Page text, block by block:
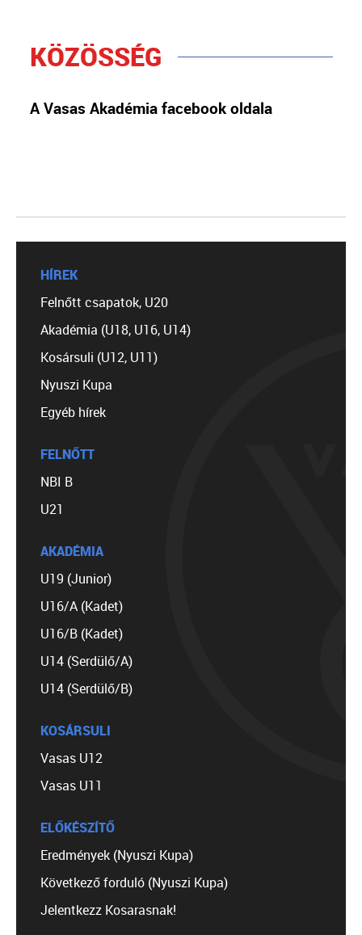
KÖZÖSSÉG
A Vasas Akadémia facebook oldala
HÍREK
Felnőtt csapatok, U20
Akadémia (U18, U16, U14)
Kosársuli (U12, U11)
Nyuszi Kupa
Egyéb hírek
FELNŐTT
NBI B
U21
AKADÉMIA
U19 (Junior)
U16/A (Kadet)
U16/B (Kadet)
U14 (Serdülő/A)
U14 (Serdülő/B)
KOSÁRSULI
Vasas U12
Vasas U11
ELŐKÉSZÍTŐ
Eredmények (Nyuszi Kupa)
Következő forduló (Nyuszi Kupa)
Jelentkezz Kosarasnak!